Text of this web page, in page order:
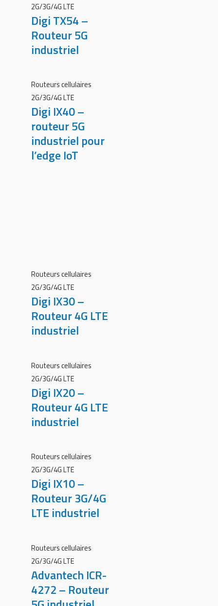
2G/3G/4G LTE
Digi TX54 –
Routeur 5G
industriel
Routeurs cellulaires
2G/3G/4G LTE
Digi IX40 –
routeur 5G
industriel pour
l’edge IoT
Routeurs cellulaires
2G/3G/4G LTE
Digi IX30 –
Routeur 4G LTE
industriel
Routeurs cellulaires
2G/3G/4G LTE
Digi IX20 –
Routeur 4G LTE
industriel
Routeurs cellulaires
2G/3G/4G LTE
Digi IX10 –
Routeur 3G/4G
LTE industriel
Routeurs cellulaires
2G/3G/4G LTE
Advantech ICR-
4272 – Routeur